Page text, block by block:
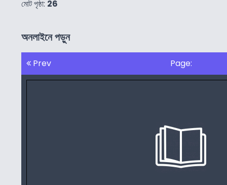
মোট পৃষ্ঠা: 26
অনলাইনে পড়ুন
Prev Page: